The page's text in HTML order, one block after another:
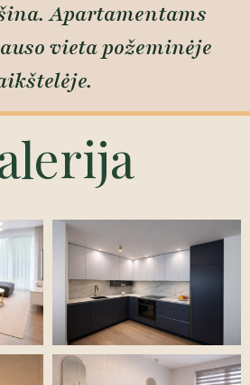
Apartamentams
vieta požeminėje